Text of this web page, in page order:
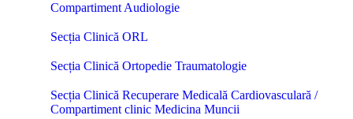
Compartiment Audiologie
Secția Clinică ORL
Secția Clinică Ortopedie Traumatologie
Secția Clinică Recuperare Medicală Cardiovasculară /
Compartiment clinic Medicina Muncii